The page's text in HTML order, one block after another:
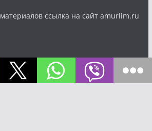
ссылка на сайт amurlim.ru